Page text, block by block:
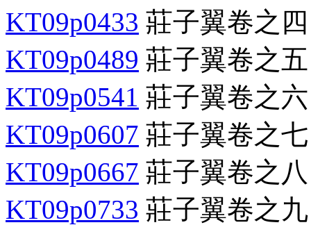
KT09p0433 莊子翼卷之四
KT09p0489 莊子翼卷之五
KT09p0541 莊子翼卷之六
KT09p0607 莊子翼卷之七
KT09p0667 莊子翼卷之八
KT09p0733 莊子翼卷之九